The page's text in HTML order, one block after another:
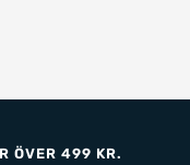
ÖVER 499 KR.